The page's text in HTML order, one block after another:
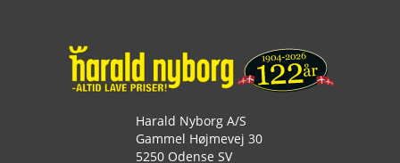
Harald Nyborg A/S
Gammel Højmevej 30
5250 Odense SV